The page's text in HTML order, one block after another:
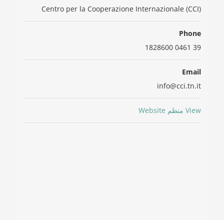
Centro per la Cooperazione Internazionale (CCI)
Phone
39 0461 1828600
Email
info@cci.tn.it
View منظم Website